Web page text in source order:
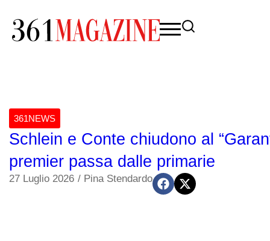
361NEWS
Schlein e Conte chiudono al
premier passa dalle primarie
27 Luglio 2026 / Pina Stendardo